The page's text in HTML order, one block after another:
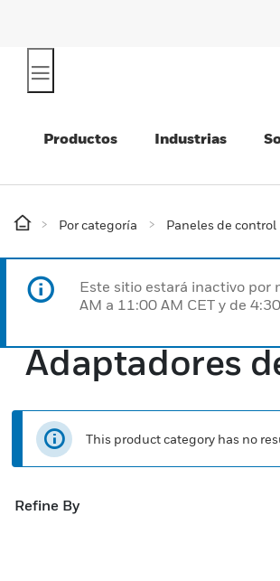
Productos Industrias
Por categoría Paneles de control
Este sitio estará inactivo por
AM a 11:00 AM CET y de
Adaptadores
This product category has no
Refine By